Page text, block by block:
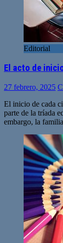
Editorial
El acto de
27 febrero, 2025
El inicio de cada
parte de la tríada
embargo, la